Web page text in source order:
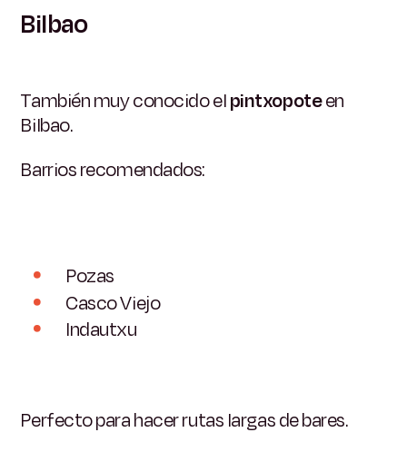
Bilbao
También muy conocido elpintxopoteen
Bilbao.
Barrios recomendados:
Pozas
Casco Viejo
Indautxu
Perfecto para hacer rutas largas de bares.